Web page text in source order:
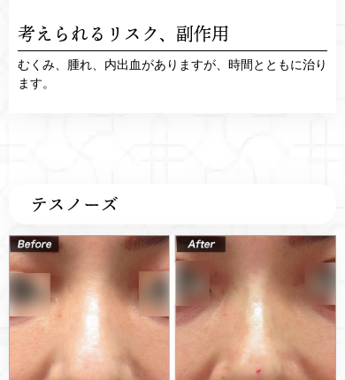
考えられるリスク、 副作用
むくみ、腫れ、内出血がありますが、時間とともに治り
ます。
テスノーズ